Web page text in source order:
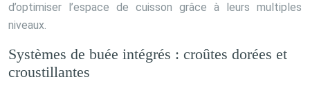
d’optimiser l’espace de cuisson grâce à leurs multiples
niveaux.
Systèmes de buée intégrés : croûtes dorées et
croustillantes